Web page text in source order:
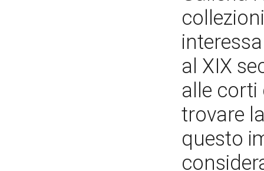
al XIX
alle corti
trovare
questo